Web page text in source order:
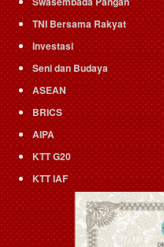
TNI Bersama Rakyat
Investasi
Seni dan Budaya
ASEAN
BRICS
AIPA
KTT G20
KTT IAF